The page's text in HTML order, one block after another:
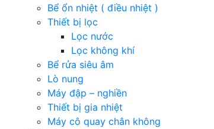
Bể ổn nhiệt ( điều nhiệt )
Thiết bị lọc
Lọc nước
Lọc không khí
Bể rửa siêu âm
Lò nung
Máy đập – nghiền
Thiết bị gia nhiệt
Máy cô quay chân không